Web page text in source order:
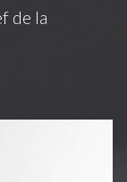
de la